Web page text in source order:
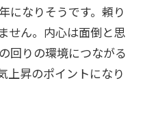
になりそうです。頼り
せん。内心は面倒と思
回りの環境につながる
上昇のポイントになり